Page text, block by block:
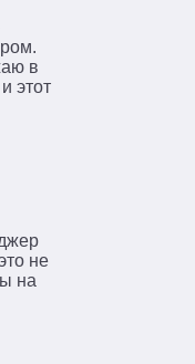
в
этот
не
на